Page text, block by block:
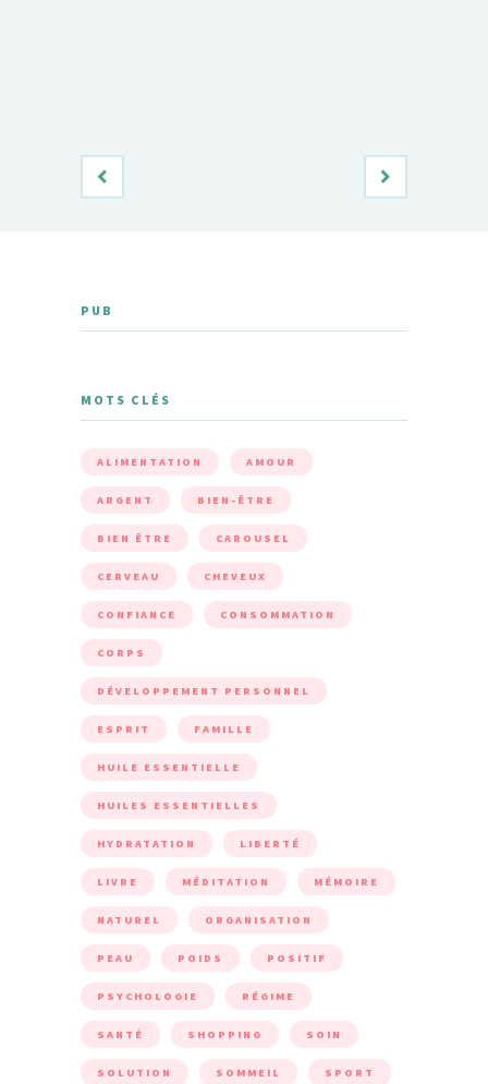
PUB
MOTS CLÉS
ALIMENTATION AMOUR
ARGENT BIEN-ÊTRE
BIEN ÊTRE CAROUSEL
CERVEAU CHEVEUX
CONFIANCE CONSOMMATION
CORPS
DÉVELOPPEMENT PERSONNEL
ESPRIT FAMILLE
HUILE ESSENTIELLE
HUILES ESSENTIELLES
HYDRATATION LIBERTÉ
LIVRE MÉDITATION MÉMOIRE
NATUREL ORGANISATION
PEAU POIDS POSITIF
PSYCHOLOGIE RÉGIME
SANTÉ SHOPPING SOIN
SOLUTION SOMMEIL SPORT